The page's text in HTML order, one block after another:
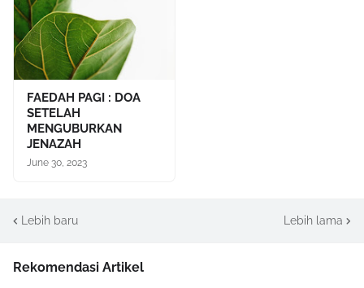
FAEDAH PAGI : DOA
SETELAH
MENGUBURKAN
JENAZAH
June 30, 2023
Lebih baru Lebih lama
Rekomendasi Artikel